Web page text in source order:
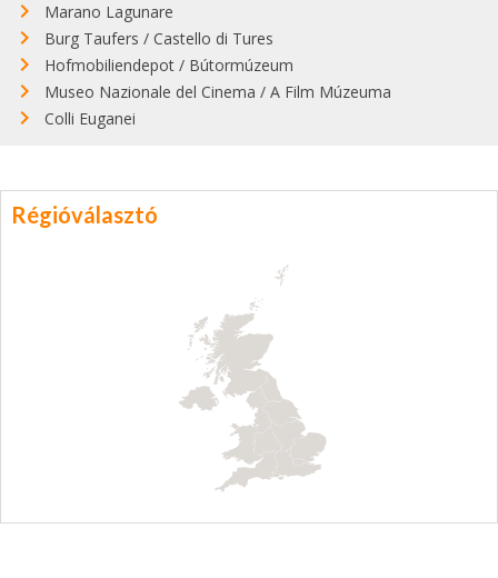
Marano Lagunare
Burg Taufers / Castello di Tures
Hofmobiliendepot / Bútormúzeum
Museo Nazionale del Cinema / A Film Múzeuma
Colli Euganei
Régióválasztó